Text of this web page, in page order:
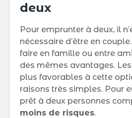
deux
Pour emprunter à deux, il
nécessaire d’être en
faire en famille ou entre
des mêmes avantages.
plus favorables à cette
raisons très simples. Pour
prêt à deux personnes
moins de risques.